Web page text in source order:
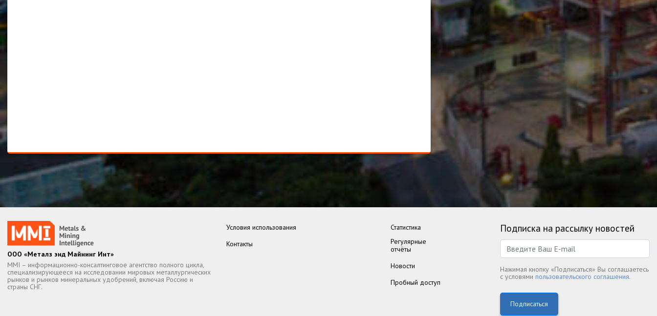
ООО «Металз энд Майнинг Инт»
MMI – информационно-консалтинговое агентство полного цикла,
специализирующееся на исследовании мировых металлургических
рынков и рынков минеральных удобрений, включая Россию и
страны СНГ.
Условия использования
Контакты
Статистика
Регулярные
отчёты
Новости
Пробный доступ
Подписка на рассылку новостей
Нажимая кнопку «Подписаться» Вы соглашаетесь
с условями пользовательского соглашения.
Подписаться